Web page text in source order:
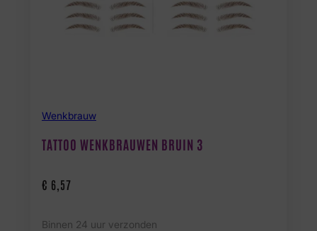
Wenkbrauw
TATTOO WENKBRAUWEN BRUIN 3
€ 6,57
Binnen 24 uur verzonden